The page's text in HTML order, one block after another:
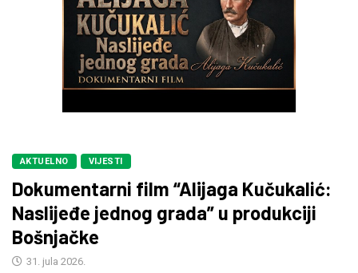
AKTUELNO VIJESTI
Dokumentarni film “Alijaga Kučukalić:
Naslijeđe jednog grada” u produkciji
Bošnjačke
31. jula 2026.